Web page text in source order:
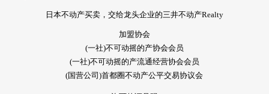
日本不动产买卖，交给龙头企业的三井不动产Realty
加盟协会
(一社)不可动摇的产协会会员
(一社)不可动摇的产流通经营协会会员
(国营公司)首都圈不动产公平交易协议会